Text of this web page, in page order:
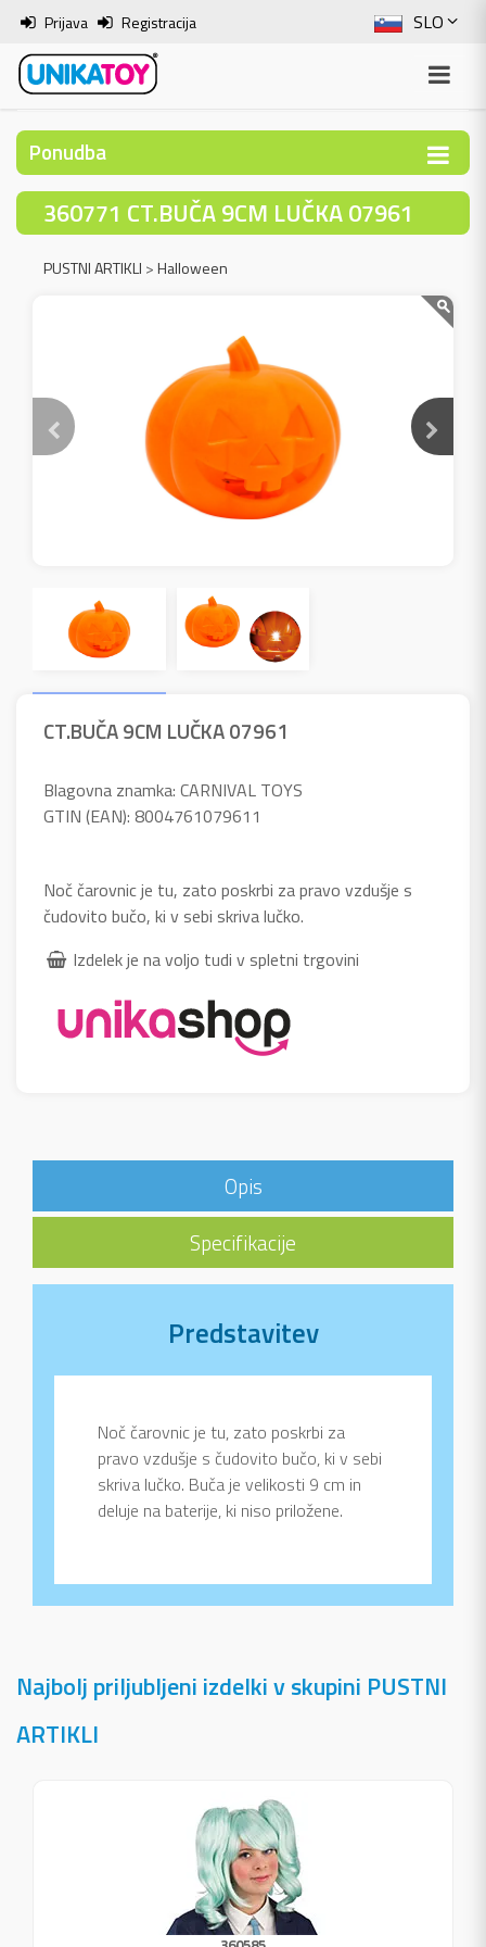
SLO
ENG
ITA
BOS
Prijava Registracija
Ponudba
360771 CT.BUČA 9CM LUČKA 07961
PUSTNI ARTIKLI >Halloween
CT.BUČA 9CM LUČKA 07961
Blagovna znamka: CARNIVAL TOYS
GTIN (EAN): 8004761079611
Noč čarovnic je tu, zato poskrbi za pravo vzdušje s
čudovito bučo, ki v sebi skriva lučko.
Izdelek je na voljo tudi v spletni trgovini
Opis
Specifikacije
Predstavitev
Noč čarovnic je tu, zato poskrbi za
pravo vzdušje s čudovito bučo, ki v sebi
skriva lučko. Buča je velikosti 9 cm in
deluje na baterije, ki niso priložene.
Najbolj priljubljeni izdelki v skupini PUSTNI
ARTIKLI